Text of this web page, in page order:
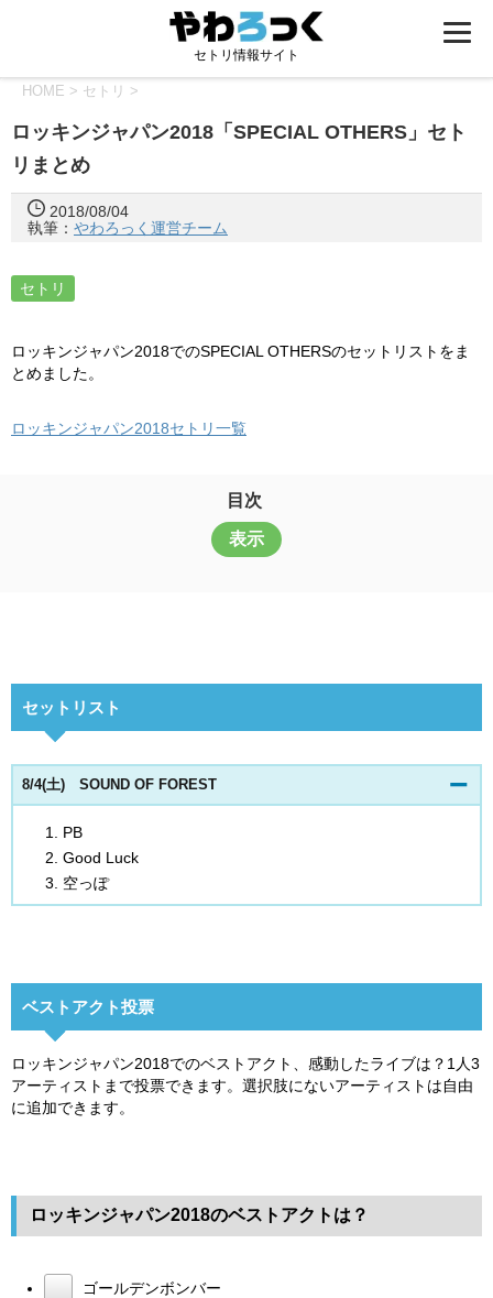
セトリ情報サイト
HOME > セトリ >
ロッキンジャパン2018「SPECIAL OTHERS」セト
リまとめ
2018/08/04
執筆： やわろっく運営チーム
セトリ
ロッキンジャパン2018でのSPECIAL OTHERSのセットリストをま
とめました。
ロッキンジャパン2018セトリ一覧
目次
表示
セットリスト
8/4(土) SOUND OF FOREST
PB
Good Luck
空っぽ
ベストアクト投票
ロッキンジャパン2018でのベストアクト、感動したライブは？1人3
アーティストまで投票できます。選択肢にないアーティストは自由
に追加できます。
ロッキンジャパン2018のベストアクトは？
ゴールデンボンバー